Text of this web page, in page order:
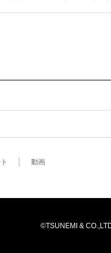
動画
©TSUNEMI &